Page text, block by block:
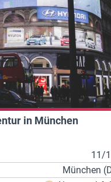
in München
11/
München